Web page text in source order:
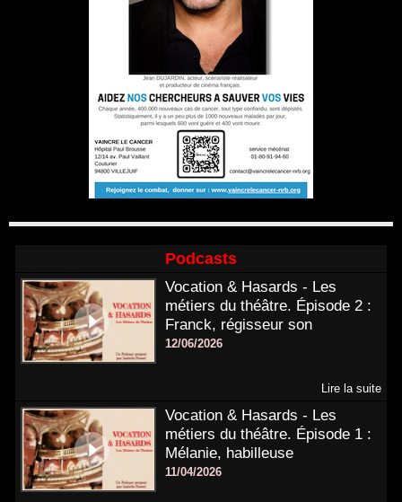
Podcasts
Vocation & Hasards - Les
métiers du théâtre. Épisode 2 :
Franck, régisseur son
12/06/2026
Lire la suite
Vocation & Hasards - Les
métiers du théâtre. Épisode 1 :
Mélanie, habilleuse
11/04/2026